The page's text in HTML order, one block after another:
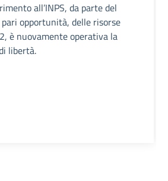
all’INPS, da parte del
opportunità, delle risorse
è nuovamente operativa la
libertà.